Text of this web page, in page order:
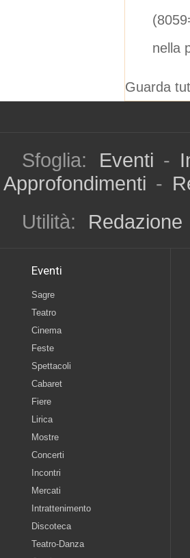
nella
Guarda
Sfoglia: Eventi -
Approfondimenti -
Utilità:
Redazione
Eventi
Sagre
Teatro
Cinema
Feste
Spettacoli
Cabaret
Fiere
Lirica
Mostre
Concerti
Incontri
Mercati
Intrattenimento
Discoteca
Teatro-Danza